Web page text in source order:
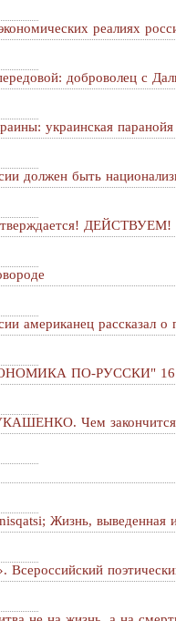
реалиях
доброволец с
украинская
должен быть
ДЕЙСТВУЕМ!
американец рассказал о
ПО-РУССКИ" 16
Чем закончится
Жизнь, выведенная
Всероссийский